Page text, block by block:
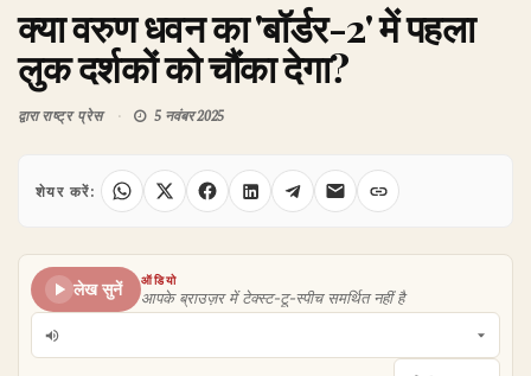
क्या वरुण धवन का 'बॉर्डर-2' में पहला
लुक दर्शकों को चौंका देगा?
द्वाराराष्ट्र प्रेस 5 नवंबर 2025
शेयर करें:
लेख सुनें
ऑडियो
आपके ब्राउज़र में टेक्स्ट-टू-स्पीच समर्थित नहीं है